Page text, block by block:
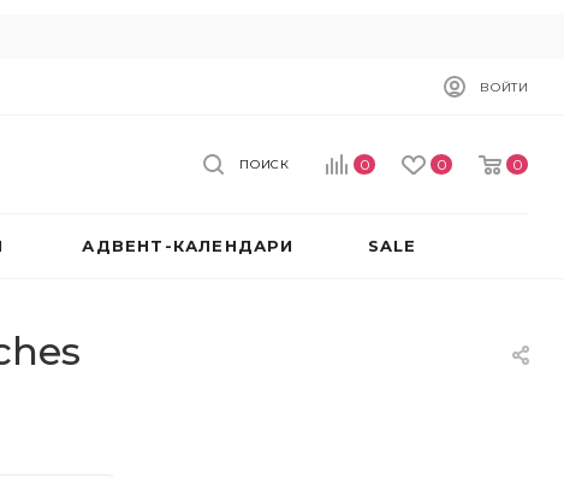
ВОЙТИ
0 0 0
ПОИСК
АДВЕНТ-КАЛЕНДАРИ SALE